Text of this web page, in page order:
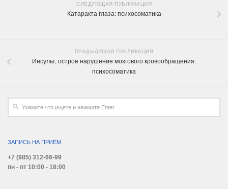
СЛЕДУЮЩАЯ ПУБЛИКАЦИЯ
Катаракта глаза: психосоматика
ПРЕДЫДУЩАЯ ПУБЛИКАЦИЯ
Инсульт, острое нарушение мозгового кровообращения:
психосоматика
ЗАПИСЬ НА ПРИЁМ
+7 (985) 312-66-99
пн - пт 10:00 - 18:00